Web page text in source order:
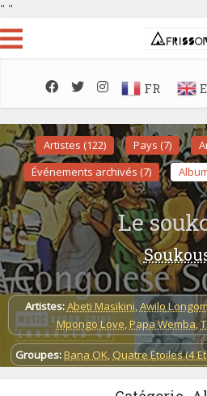
" "
FR
Artistes (122) Pays (7)
Événements archivés (7)
Le
Artistes:Abeti Masikini,Awilo
Mpongo Love, Papa Wemba,
Groupes: Bana OK, Quatre Etoiles (4